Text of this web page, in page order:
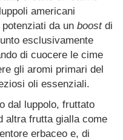
americani
da un boostdi
esclusivamente
di cuocere le cime
gli aromi primari del
oli essenziali.
dal luppolo, fruttato
altra frutta gialla come
erbaceo e, di